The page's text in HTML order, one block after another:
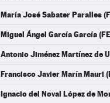
María José Sabater Paralles
Miguel Ángel García García
Antonio Jiménez Martínez de
Francisco Javier Marín Mauri
Ignacio del Noval López de